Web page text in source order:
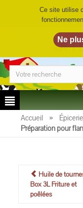
LA
Accueil » Épicerie
Préparation pour
Huile de
Box 3L Friture et
poêlées
Ce site utilise